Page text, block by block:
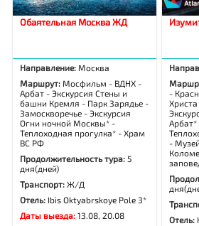
Обаятельная Москва ЖД
Направление: Москва
Маршрут: Мосфильм - ВДНХ -
Арбат - Экскурсия Стены и
башни Кремля - Парк Зарядье -
Замоскворечье - Экскурсия
Огни ночной Москвы* -
Теплоходная прогулка* - Храм
ВС РФ
Продолжительность тура: 5
дня(дней)
Транспорт:Ж/Д
Отель: Ibis Oktyabrskoye Pole 3*
Даты выезда:13.08, 20.08
-
Арбат*
-
Отель: